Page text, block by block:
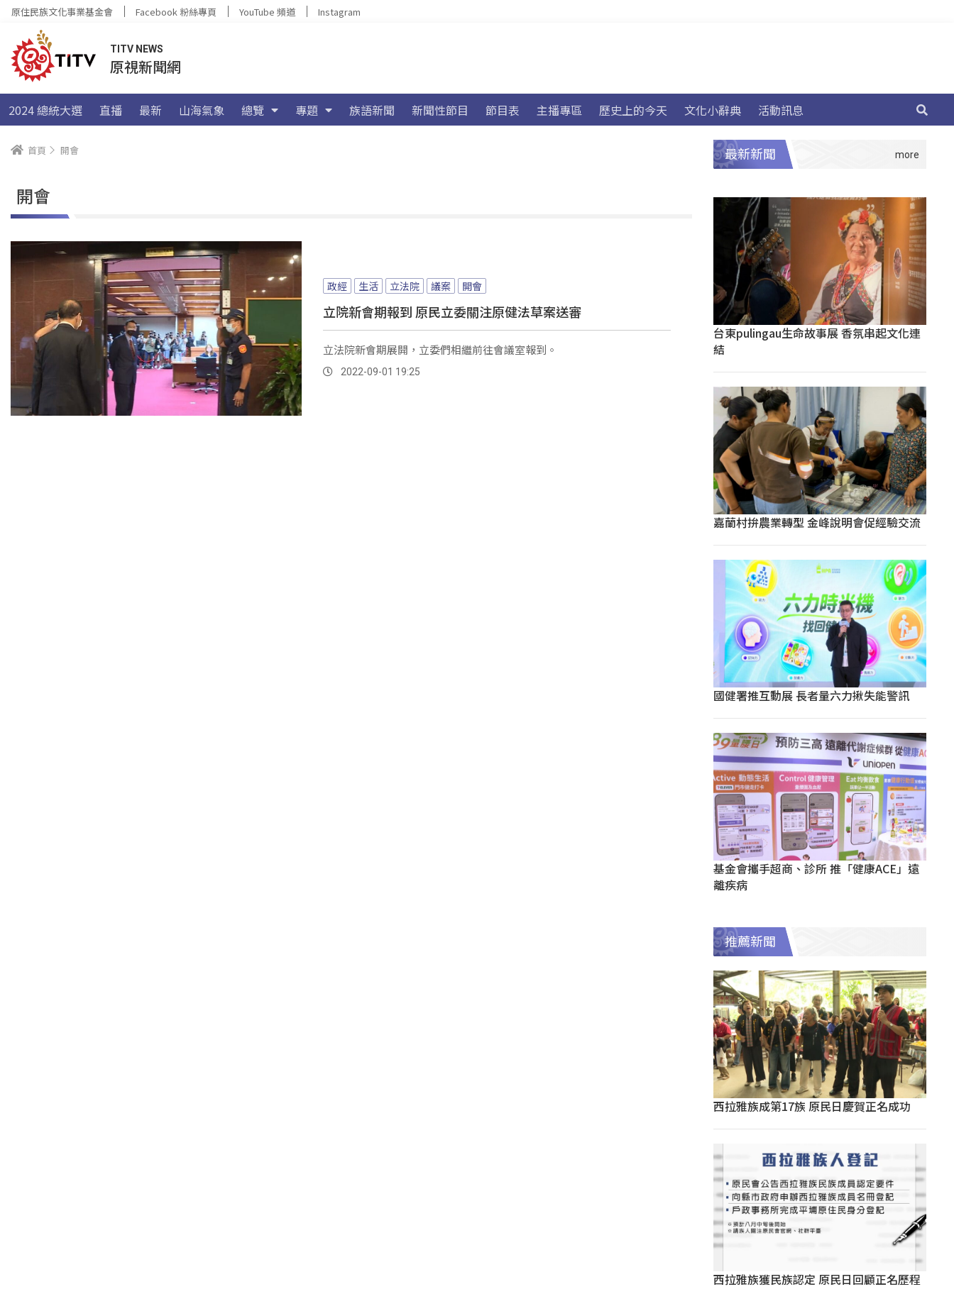
原住民族文化事業基金會 Facebook 粉絲專頁 YouTube 頻道 Instagram
TITV NEWS
原視新聞網
2024 總統大選 直播 最新 山海氣象 總覽 專題 族語新聞 新聞性節目 節目表 主播專區 歷史上的今天 文化小辭典 活動訊息
首頁 開會
開會
政經 生活 立法院 議案 開會
立院新會期報到 原民立委關注原健法草案送審
立法院新會期展開，立委們相繼前往會議室報到。
2022-09-01 19:25
最新新聞
台東pulingau生命故事展 香氛串起文化連
結
嘉蘭村拚農業轉型 金峰說明會促經驗交流
國健署推互動展 長者量六力揪失能警訊
基金會攜手超商、診所 推「健康ACE」遠
離疾病
推薦新聞
西拉雅族成第17族 原民日慶賀正名成功
西拉雅族獲民族認定 原民日回顧正名歷程